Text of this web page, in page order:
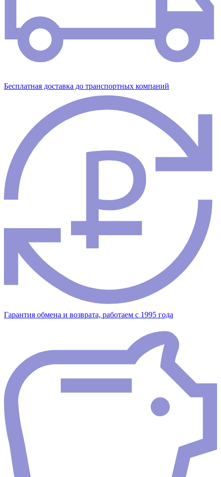
Бесплатная доставка до транспортных компаний
Гарантия обмена и возврата, работаем с 1995 года